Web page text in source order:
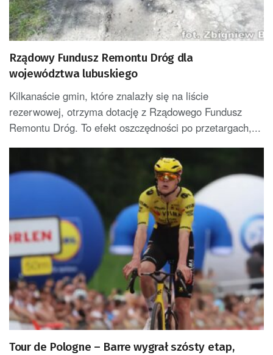
Rządowy Fundusz Remontu Dróg dla
województwa lubuskiego
Kilkanaście gmin, które znalazły się na liście
rezerwowej, otrzyma dotację z Rządowego Fundusz
Remontu Dróg. To efekt oszczędności po przetargach,...
Tour de Pologne – Barre wygrał szósty etap,